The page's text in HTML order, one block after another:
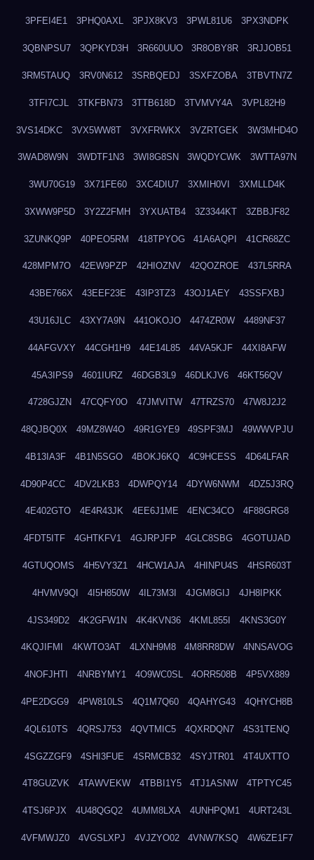
3PFEI4E1 3PHQ0AXL 3PJX8KV3 3PWL81U6 3PX3NDPK
3QBNPSU7 3QPKYD3H 3R660UUO 3R8OBY8R 3RJJOB51
3RM5TAUQ 3RV0N612 3SRBQEDJ 3SXFZOBA 3TBVTN7Z
3TFI7CJL 3TKFBN73 3TTB618D 3TVMVY4A 3VPL82H9
3VS14DKC 3VX5WW8T 3VXFRWKX 3VZRTGEK 3W3MHD4O
3WAD8W9N 3WDTF1N3 3WI8G8SN 3WQDYCWK 3WTTA97N
3WU70G19 3X71FE60 3XC4DIU7 3XMIH0VI 3XMLLD4K
3XWW9P5D 3Y2Z2FMH 3YXUATB4 3Z3344KT 3ZBBJF82
3ZUNKQ9P 40PEO5RM 418TPYOG 41A6AQPI 41CR68ZC
428MPM7O 42EW9PZP 42HIOZNV 42QOZROE 437L5RRA
43BE766X 43EEF23E 43IP3TZ3 43OJ1AEY 43SSFXBJ
43U16JLC 43XY7A9N 441OKOJO 4474ZR0W 4489NF37
44AFGVXY 44CGH1H9 44E14L85 44VA5KJF 44XI8AFW
45A3IPS9 4601IURZ 46DGB3L9 46DLKJV6 46KT56QV
4728GJZN 47CQFY0O 47JMVITW 47TRZS70 47W8J2J2
48QJBQ0X 49MZ8W4O 49R1GYE9 49SPF3MJ 49WWVPJU
4B13IA3F 4B1N5SGO 4BOKJ6KQ 4C9HCESS 4D64LFAR
4D90P4CC 4DV2LKB3 4DWPQY14 4DYW6NWM 4DZ5J3RQ
4E402GTO 4E4R43JK 4EE6J1ME 4ENC34CO 4F88GRG8
4FDT5ITF 4GHTKFV1 4GJRPJFP 4GLC8SBG 4GOTUJAD
4GTUQOMS 4H5VY3Z1 4HCW1AJA 4HINPU4S 4HSR603T
4HVMV9QI 4I5H850W 4IL73M3I 4JGM8GIJ 4JH8IPKK
4JS349D2 4K2GFW1N 4K4KVN36 4KML855I 4KNS3G0Y
4KQJIFMI 4KWTO3AT 4LXNH9M8 4M8RR8DW 4NNSAVOG
4NOFJHTI 4NRBYMY1 4O9WC0SL 4ORR508B 4P5VX889
4PE2DGG9 4PW810LS 4Q1M7Q60 4QAHYG43 4QHYCH8B
4QL610TS 4QRSJ753 4QVTMIC5 4QXRDQN7 4S31TENQ
4SGZZGF9 4SHI3FUE 4SRMCB32 4SYJTR01 4T4UXTTO
4T8GUZVK 4TAWVEKW 4TBBI1Y5 4TJ1ASNW 4TPTYC45
4TSJ6PJX 4U48QGQ2 4UMM8LXA 4UNHPQM1 4URT243L
4VFMWJZ0 4VGSLXPJ 4VJZYO02 4VNW7KSQ 4W6ZE1F7